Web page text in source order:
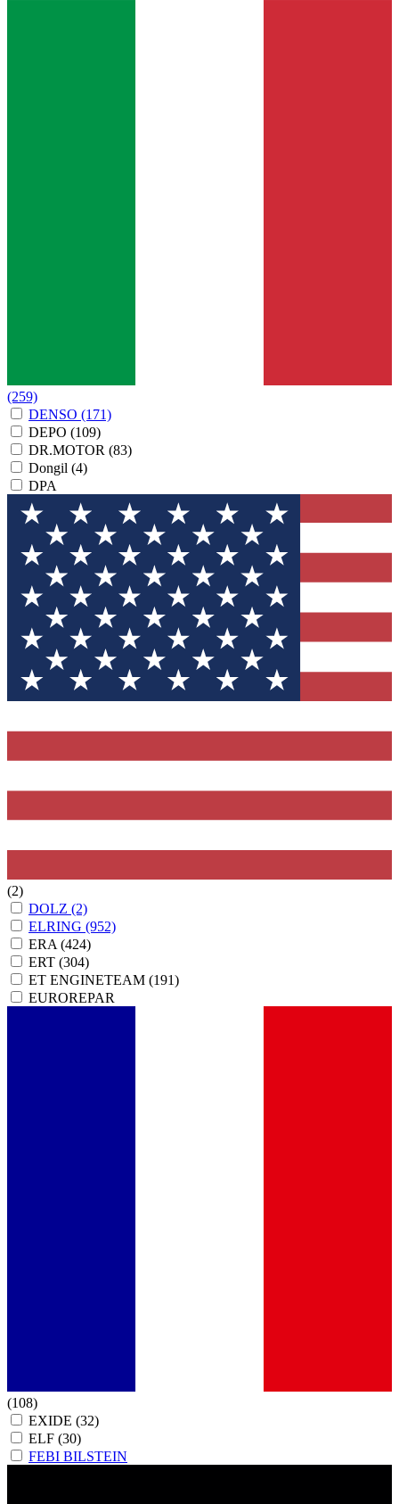
(259)
DENSO (171)
DEPO (109)
DR.MOTOR (83)
Dongil (4)
DPA
(2)
DOLZ (2)
ELRING (952)
ERA (424)
ERT (304)
ET ENGINETEAM (191)
EUROREPAR
(108)
EXIDE (32)
ELF (30)
FEBI BILSTEIN